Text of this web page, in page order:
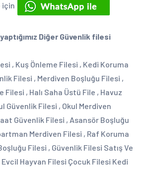
için
Diğer Güvenlik filesi
, Kuş Önleme Filesi , Kedi Koruma
Filesi , Merdiven Boşluğu Filesi ,
Filesi , Halı Saha Üstü File , Havuz
Güvenlik Filesi , Okul Merdiven
Güvenlik Filesi , Asansör Boşluğu
Merdiven Filesi , Raf Koruma
Filesi , Güvenlik Filesi Satış Ve
Hayvan Filesi Çocuk Filesi Kedi